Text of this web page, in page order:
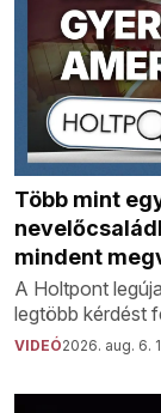
Több mint
mindent
A Holtpont
legtöbb kérdést
VIDEÓ2026. aug. 6.